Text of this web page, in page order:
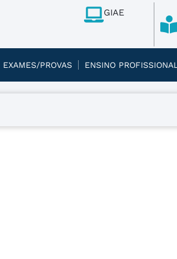
GIAE
EXAMES/PROVAS ENSINO PROFISSIONAL